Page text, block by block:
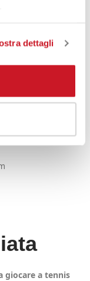
dettagli
junior: è
i
durata nel
giocare a tennis